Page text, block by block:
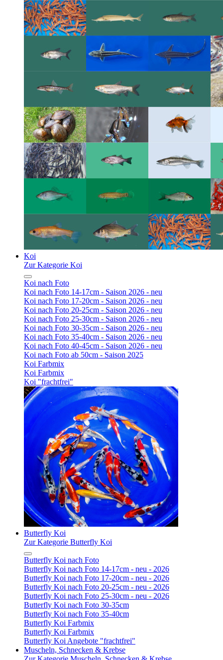
Koi
Zur Kategorie Koi
Koi nach Foto
Koi nach Foto 14-17cm - Saison 2026 - neu
Koi nach Foto 17-20cm - Saison 2026 - neu
Koi nach Foto 20-25cm - Saison 2026 - neu
Koi nach Foto 25-30cm - Saison 2026 - neu
Koi nach Foto 30-35cm - Saison 2026 - neu
Koi nach Foto 35-40cm - Saison 2026 - neu
Koi nach Foto 40-45cm - Saison 2026 - neu
Koi nach Foto ab 50cm - Saison 2025
Koi Farbmix
Koi Farbmix
Koi "frachtfrei"
Butterfly Koi
Zur Kategorie Butterfly Koi
Butterfly Koi nach Foto
Butterfly Koi nach Foto 14-17cm - neu - 2026
Butterfly Koi nach Foto 17-20cm - neu - 2026
Butterfly Koi nach Foto 20-25cm - neu - 2026
Butterfly Koi nach Foto 25-30cm - neu - 2026
Butterfly Koi nach Foto 30-35cm
Butterfly Koi nach Foto 35-40cm
Butterfly Koi Farbmix
Butterfly Koi Farbmix
Butterfly Koi Angebote "frachtfrei"
Muscheln, Schnecken & Krebse